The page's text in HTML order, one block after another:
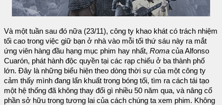
Và một tuần sau đó nữa (23/11), công ty khao khát có trách nhiệm
tối cao trong việc giữ bạn ở nhà vào mỗi tối thứ sáu này ra mắt
ứng viên hàng đầu hạng mục phim hay nhất, Roma của Alfonso
Cuarón, phát hành độc quyền tại các rạp chiếu ở ba thành phố
lớn. Đây là những biểu hiện theo dòng thời sự của một công ty
cảm thấy mình đang lẩn khuất trong bóng tối, tìm ra cách tái tạo
một hệ thống đã không thay đổi gì nhiều 50 năm qua, và nâng cổ
phần sở hữu trong tương lai của cách chúng ta xem phim. Không